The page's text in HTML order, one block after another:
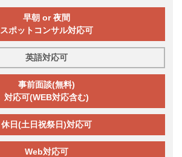
早朝 or 夜間
スポットコンサル対応可
英語対応可
事前面談(無料)
対応可(WEB対応含む)
休日(土日祝祭日)対応可
Web対応可